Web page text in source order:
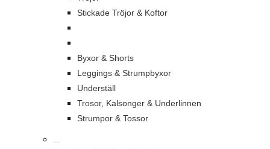
Stickade Tröjor & Koftor
Byxor & Shorts
Leggings & Strumpbyxor
Underställ
Trosor, Kalsonger & Underlinnen
Strumpor & Tossor